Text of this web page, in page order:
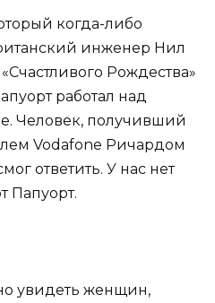
когда-либо
инженер Нил
Рождества»
работал над
Человек, получивший
Vodafone Ричардом
ответить. У нас нет
Папуорт.
увидеть женщин,